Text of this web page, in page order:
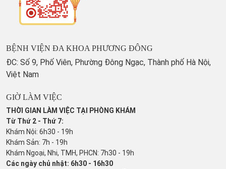
BỆNH VIỆN ĐA KHOA PHƯƠNG ĐÔNG
ĐC: Số 9, Phố Viên, Phường Đông Ngạc, Thành phố Hà Nội,
Việt Nam
GIỜ LÀM VIỆC
THỜI GIAN LÀM VIỆC TẠI PHÒNG KHÁM
Từ Thứ 2 - Thứ 7:
Khám Nội: 6h30 - 19h
Khám Sản: 7h - 19h
Khám Ngoại, Nhi, TMH, PHCN: 7h30 - 19h
Các ngày chủ nhật: 6h30 - 16h30